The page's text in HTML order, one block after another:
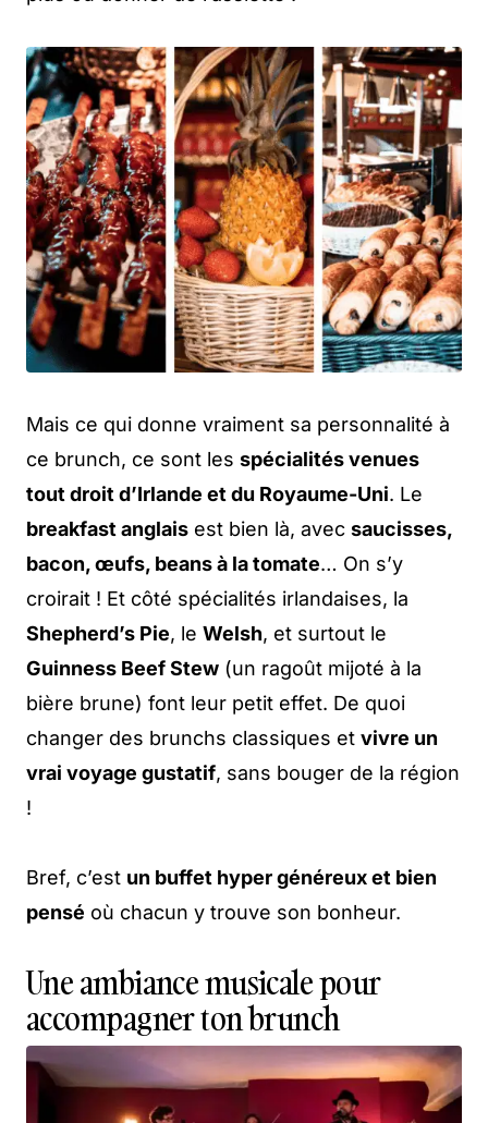
Mais ce qui donne vraiment sa personnalité à
ce brunch, ce sont les spécialités venues
tout droit d’Irlande et du Royaume-Uni. Le
breakfast anglais est bien là, avec saucisses,
bacon, œufs, beans à la tomate… On s’y
croirait ! Et côté spécialités irlandaises, la
Shepherd’s Pie, le Welsh, et surtout le
Guinness Beef Stew (un ragoût mijoté à la
bière brune) font leur petit effet. De quoi
changer des brunchs classiques et vivre un
vrai voyage gustatif, sans bouger de la région
!
Bref, c’est un buffet hyper généreux et bien
pensé où chacun y trouve son bonheur.
Une ambiance musicale pour
accompagner ton brunch